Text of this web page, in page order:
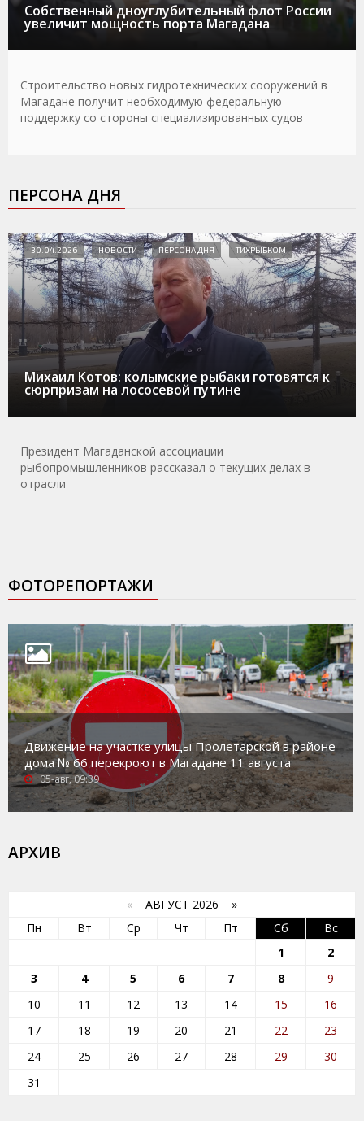
Собственный дноуглубительный флот России
увеличит мощность порта Магадана
Строительство новых гидротехнических сооружений в
Магадане получит необходимую федеральную
поддержку со стороны специализированных судов
ПЕРСОНА ДНЯ
Михаил Котов: колымские рыбаки готовятся к
сюрпризам на лососевой путине
30.04.2026 НОВОСТИ ПЕРСОНА ДНЯ ТИХРЫБКОМ
Президент Магаданской ассоциации
рыбопромышленников рассказал о текущих делах в
отрасли
ФОТОРЕПОРТАЖИ
Движение на участке улицы Пролетарской в районе
дома № 66 перекроют в Магадане 11 августа
05-авг, 09:39
АРХИВ
« АВГУСТ 2026 »
Пн
Вт Ср Чт Пт Сб
Вс
1
2
3
4 5 6 7 8
9
10
11 12 13 14 15
16
17
18 19 20 21 22
23
24
25 26 27 28 29
30
31